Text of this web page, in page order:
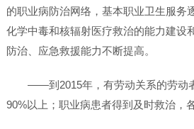
的职业病防治网络，基本职业卫生服务
化学中毒和核辐射医疗救治的能力建设
防治、应急救援能力不断提高。
——到2015年，有劳动关系的劳动
90%以上；职业病患者得到及时救治，